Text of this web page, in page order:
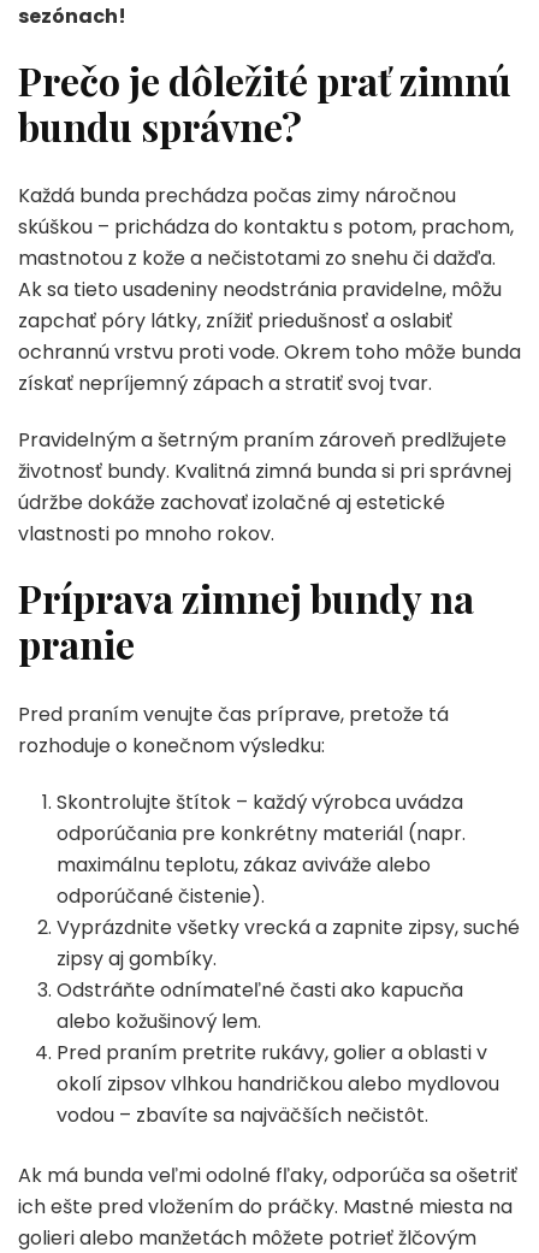
sezónach!
Prečo je dôležité prať zimnú
bundu správne?
Každá bunda prechádza počas zimy náročnou
skúškou – prichádza do kontaktu s potom, prachom,
mastnotou z kože a nečistotami zo snehu či dažďa.
Ak sa tieto usadeniny neodstránia pravidelne, môžu
zapchať póry látky, znížiť priedušnosť a oslabiť
ochrannú vrstvu proti vode. Okrem toho môže bunda
získať nepríjemný zápach a stratiť svoj tvar.
Pravidelným a šetrným praním zároveň predlžujete
životnosť bundy. Kvalitná zimná bunda si pri správnej
údržbe dokáže zachovať izolačné aj estetické
vlastnosti po mnoho rokov.
Príprava zimnej bundy na
pranie
Pred praním venujte čas príprave, pretože tá
rozhoduje o konečnom výsledku:
Skontrolujte štítok – každý výrobca uvádza
odporúčania pre konkrétny materiál (napr.
maximálnu teplotu, zákaz aviváže alebo
odporúčané čistenie).
Vyprázdnite všetky vrecká a zapnite zipsy, suché
zipsy aj gombíky.
Odstráňte odnímateľné časti ako kapucňa
alebo kožušinový lem.
Pred praním pretrite rukávy, golier a oblasti v
okolí zipsov vlhkou handričkou alebo mydlovou
vodou – zbavíte sa najväčších nečistôt.
Ak má bunda veľmi odolné fľaky, odporúča sa ošetriť
ich ešte pred vložením do práčky. Mastné miesta na
golieri alebo manžetách môžete potrieť žlčovým